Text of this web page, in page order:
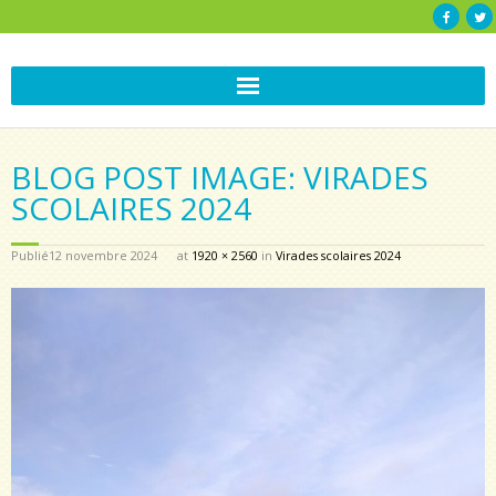
BLOG POST IMAGE: VIRADES
SCOLAIRES 2024
Publié12 novembre 2024 at 1920 × 2560 in Virades scolaires 2024